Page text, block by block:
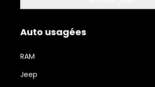
Auto usagées
RAM
Jeep